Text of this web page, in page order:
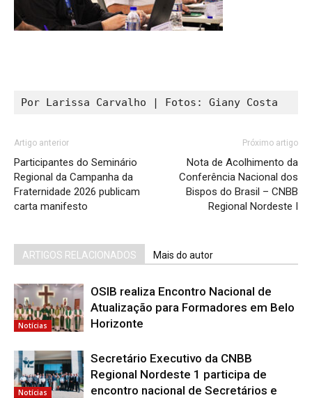
Por Larissa Carvalho | Fotos: Giany Costa
Artigo anterior
Participantes do Seminário
Regional da Campanha da
Fraternidade 2026 publicam
carta manifesto
Próximo artigo
Nota de Acolhimento da
Conferência Nacional dos
Bispos do Brasil – CNBB
Regional Nordeste I
ARTIGOS RELACIONADOS Mais do autor
Notícias
OSIB realiza Encontro Nacional de
Atualização para Formadores em Belo
Horizonte
Notícias
Secretário Executivo da CNBB
Regional Nordeste 1 participa de
encontro nacional de Secretários e